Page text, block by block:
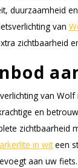
duurzaamheid
van
zichtbaarheid
van
en
zichtbaarheid
in witeen
aan uw